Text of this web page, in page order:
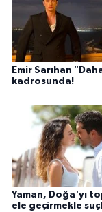
Emir Sarıhan
kadrosunda!
Yaman, Doğa'yı
ele geçirmekle